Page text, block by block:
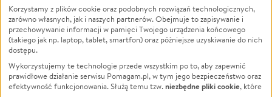
Zwierzęta
Pożar
Ukraina
Pomoc Finansowa
Projekty
Powódź
Wichura
NGO
Edukacja
Podróż
Korzystamy z plików cookie oraz podobnych rozwiązań technologicznych,
zarówno własnych, jak i naszych partnerów. Obejmuje to zapisywanie i
przechowywanie informacji w pamięci Twojego urządzenia końcowego
(takiego jak np. laptop, tablet, smartfon) oraz późniejsze uzyskiwanie do nich
dostępu.
Wykorzystujemy te technologie przede wszystkim po to, aby zapewnić
prawidłowe działanie serwisu Pomagam.pl, w tym jego bezpieczeństwo oraz
efektywność funkcjonowania. Służą temu tzw.niezbędne pliki cookie, które